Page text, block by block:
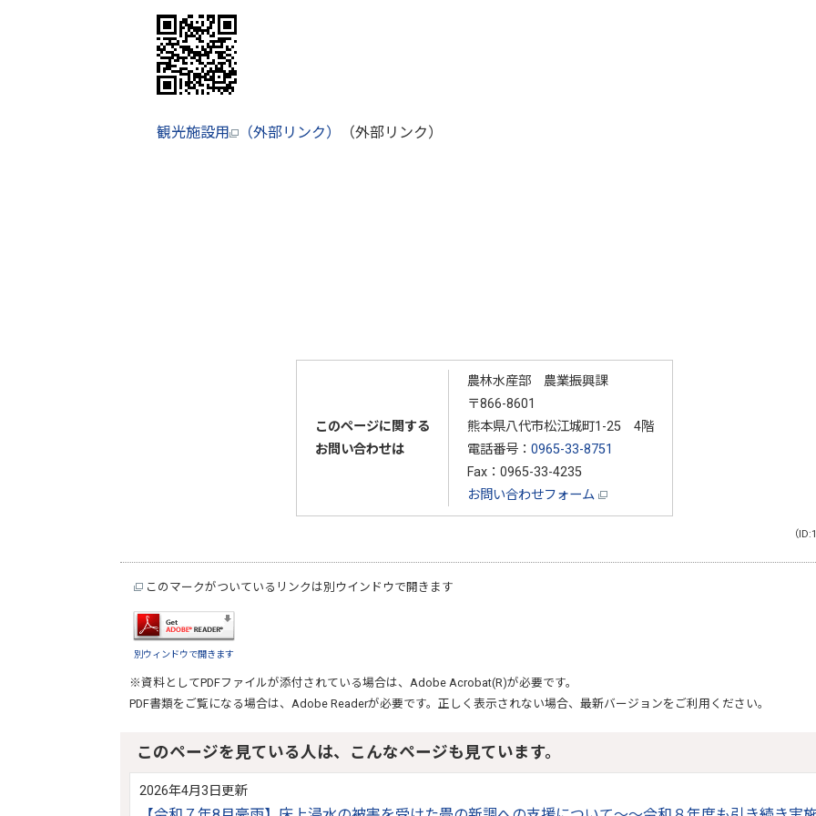
観光施設用 （外部リンク） （外部リンク）
このページに関する
お問い合わせは
農林水産部 農業振興課
〒866-8601
熊本県八代市松江城町1-25 4階
電話番号： 0965-33-8751
Fax：0965-33-4235
お問い合わせフォーム
（
このマークがついているリンクは別ウインドウで開きます
別ウィンドウで開きます
※資料としてPDFファイルが添付されている場合は、 Adobe Acrobat(R)が必要です。
PDF書類をご覧になる場合は、 Adobe Readerが必要です。正しく表示されない場合、最新バージョンをご利用ください。
このページを見ている人は、こんなページも見ています。
2026年4月3日更新